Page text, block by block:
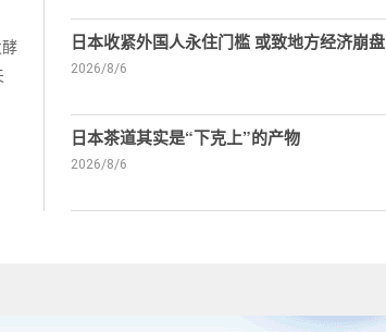
日本收紧外国人永住门槛 或致地方经济崩盘
2026/8/6
日本茶道其实是“下克上”的产物
2026/8/6